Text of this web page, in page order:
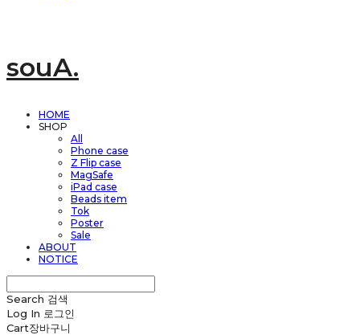
souA.
HOME
SHOP
All
Phone case
Z Flip case
MagSafe
iPad case
Beads item
Tok
Poster
Sale
ABOUT
NOTICE
Search 검색
Log In 로그인
Cart장바구니